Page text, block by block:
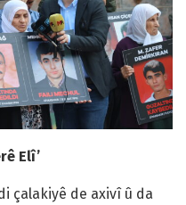
Elî’
çalakiyê de axivî û da